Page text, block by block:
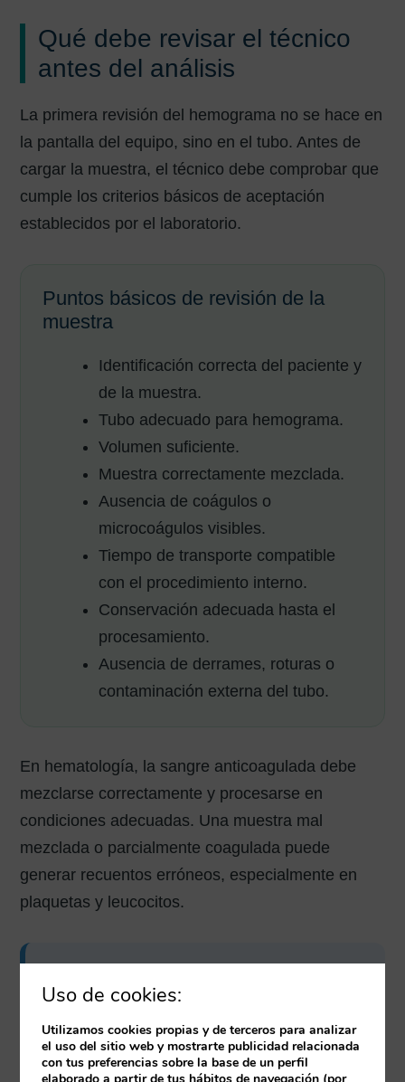
Qué debe revisar el técnico
antes del análisis
La primera revisión del hemograma no se hace en
la pantalla del equipo, sino en el tubo. Antes de
cargar la muestra, el técnico debe comprobar que
cumple los criterios básicos de aceptación
establecidos por el laboratorio.
Puntos básicos de revisión de la
muestra
Identificación correcta del paciente y
de la muestra.
Tubo adecuado para hemograma.
Volumen suficiente.
Muestra correctamente mezclada.
Ausencia de coágulos o
microcoágulos visibles.
Tiempo de transporte compatible
con el procedimiento interno.
Conservación adecuada hasta el
procesamiento.
Ausencia de derrames, roturas o
contaminación externa del tubo.
En hematología, la sangre anticoagulada debe
mezclarse correctamente y procesarse en
condiciones adecuadas. Una muestra mal
mezclada o parcialmente coagulada puede
generar recuentos erróneos, especialmente en
plaquetas y leucocitos.
coágulos, volumen insuficiente,
identificación dudosa o aspecto
incompatible con el análisis, no debe
Uso de cookies:
Utilizamos cookies propias y de terceros para analizar
el uso del sitio web y mostrarte publicidad relacionada
con tus preferencias sobre la base de un perfil
elaborado a partir de tus hábitos de navegación (por